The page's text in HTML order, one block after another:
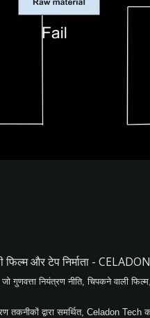
फिल्म और टेप निर्माता -
गुणवत्ता नियंत्रण नीति, चिपकने वाली
तकनीकों द्वारा समर्थित, Celadon